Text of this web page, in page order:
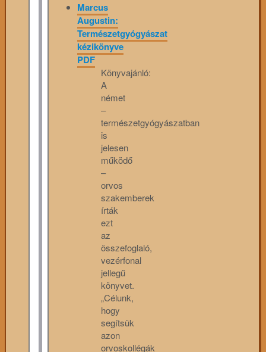
Marcus
Augustin:
Természetgyógyászat
kézikönyve
PDF
Könyvajánló:
A
német
–
természetgyógyászatban
is
jelesen
működő
–
orvos
szakemberek
írták
ezt
az
összefoglaló,
vezérfonal
jellegű
könyvet.
„Célunk,
hogy
segítsük
azon
orvoskollégák